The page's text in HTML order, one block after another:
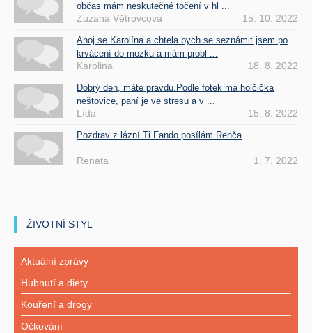
občas mám neskutečné točení v hl ...
Zuzana Větrovcová 15. 10. 2022
Ahoj se Karolína a chtela bych se seznámit jsem po
krvácení do mozku a mám probl ...
Karolina 18. 8. 2022
Dobrý den, máte pravdu.Podle fotek má holčička
neštovice, paní je ve stresu a v ...
Lída 15. 8. 2022
Pozdrav z lázní Ti Fando posílám Renča
Renata 1. 7. 2022
ŽIVOTNÍ STYL
Aktuální zprávy
Hubnutí a diety
Kouření a drogy
Očkování